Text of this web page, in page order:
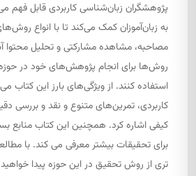
پژوهشگران زبان‌شناسی کاربردی قابل فهم
به زبان‌آموزان کمک می‌کند تا با انواع
مصاحبه، مشاهده مشارکتی و تحلیل محتوا
روش‌ها برای انجام پژوهش‌های خود در
استفاده کنند. از ویژگی‌های بارز این کتاب
کاربردی، تمرین‌های متنوع و نقد و
کیفی اشاره کرد. همچنین این کتاب منابع
برای تحقیقات بیشتر معرفی می کند. با
تری از روش تحقیق در این حوزه پیدا